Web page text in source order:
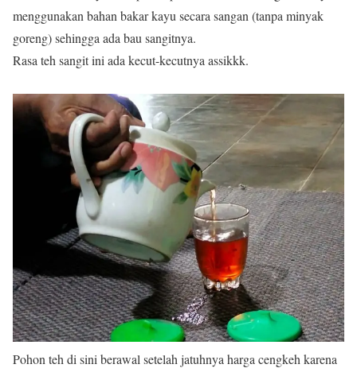
menggunakan bahan bakar kayu secara sangan (tanpa minyak
goreng) sehingga ada bau sangitnya.
Rasa teh sangit ini ada kecut-kecutnya assikkk.
Pohon teh di sini berawal setelah jatuhnya harga cengkeh karena